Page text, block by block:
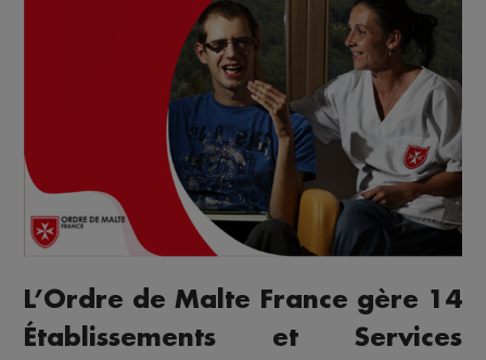
L’Ordre de Malte France gère 14
Établissements et Services